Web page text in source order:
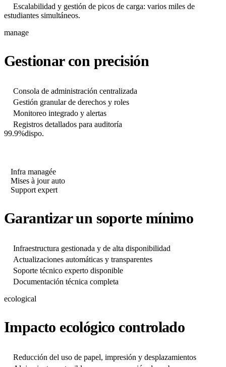
Escalabilidad y gestión de picos de carga: varios miles de
estudiantes simultáneos.
manage
Gestionar con precisión
Consola de administración centralizada
Gestión granular de derechos y roles
Monitoreo integrado y alertas
Registros detallados para auditoría
99.9%dispo.
Infra managée
Mises à jour auto
Support expert
Garantizar un soporte mínimo
Infraestructura gestionada y de alta disponibilidad
Actualizaciones automáticas y transparentes
Soporte técnico experto disponible
Documentación técnica completa
ecological
Impacto ecológico controlado
Reducción del uso de papel, impresión y desplazamientos